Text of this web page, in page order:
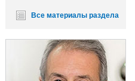
Все материалы раздела